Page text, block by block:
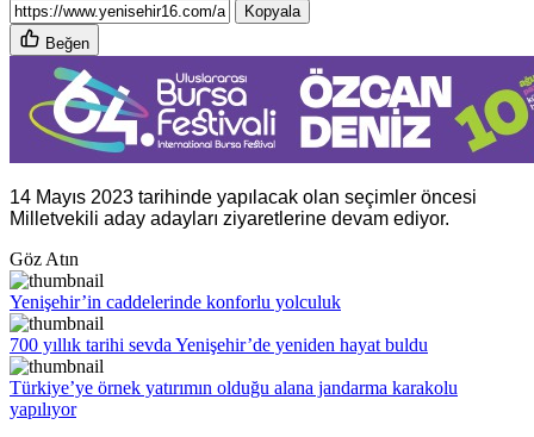
Kopyala
Beğen
14 Mayıs 2023 tarihinde yapılacak olan seçimler öncesi
Milletvekili aday adayları ziyaretlerine devam ediyor.
Göz Atın
Yenişehir’in caddelerinde konforlu yolculuk
700 yıllık tarihi sevda Yenişehir’de yeniden hayat buldu
Türkiye’ye örnek yatırımın olduğu alana jandarma karakolu
yapılıyor